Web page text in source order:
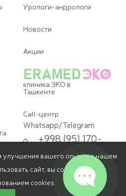
Урологи-андрологи
Новости
Акции
клиника ЭКО в
Ташкенте
Call-центр
Whatsapp/Telegram
+998 (95) 170-
Для звонков
+998 (78) 113-
69-07
улучшения вашего опыта на нашем
сайт, вы соглашаетесь с
cookies.